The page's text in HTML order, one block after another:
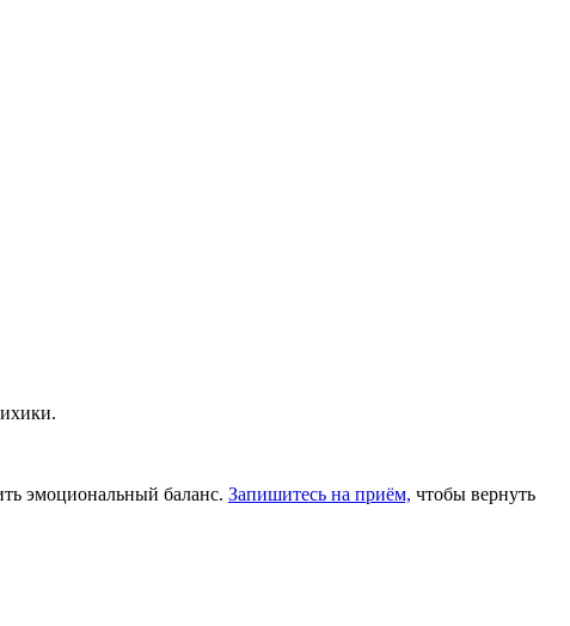
эмоциональный баланс. Запишитесь на приём, чтобы вернуть